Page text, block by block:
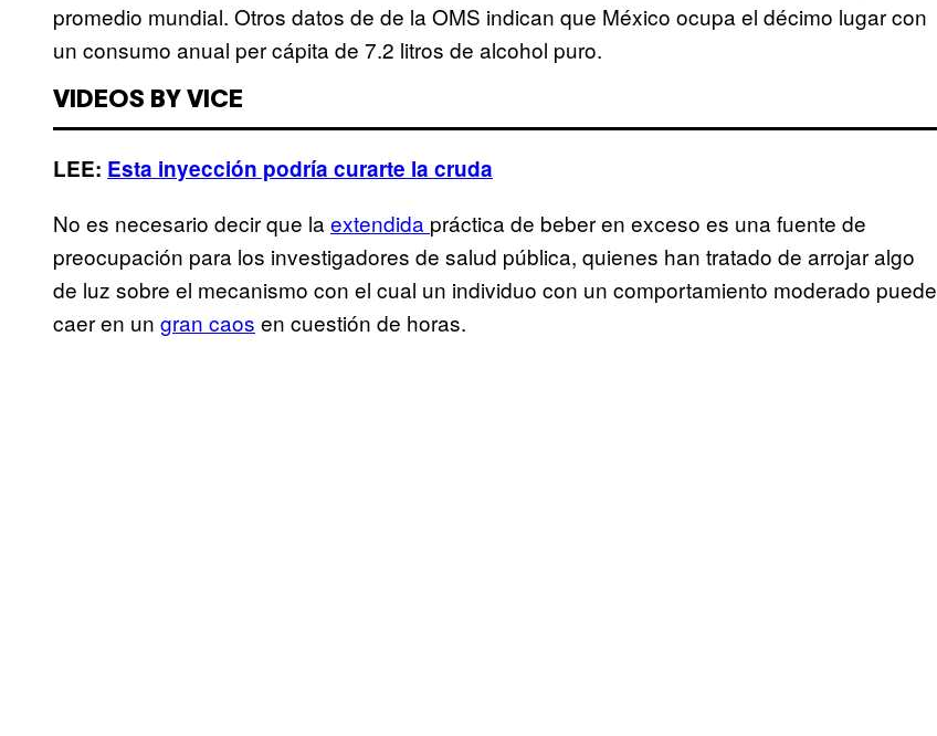
promedio mundial. Otros datos de de la OMS indican que México ocupa el décimo lugar con
un consumo anual per cápita de 7.2 litros de alcohol puro.
VIDEOS BY VICE
LEE: Esta inyección podría curarte la cruda
No es necesario decir que la extendida práctica de beber en exceso es una fuente de
preocupación para los investigadores de salud pública, quienes han tratado de arrojar algo
de luz sobre el mecanismo con el cual un individuo con un comportamiento moderado puede
caer en un gran caos en cuestión de horas.